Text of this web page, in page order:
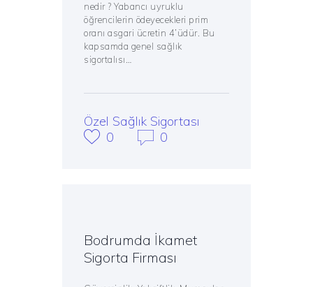
nedir ? Yabancı uyruklu
öğrencilerin ödeyecekleri prim
oranı asgari ücretin 4’üdür. Bu
kapsamda genel sağlık
sigortalısı…
Özel Sağlık Sigortası
0
0
Bodrumda İkamet
Sigorta Firması